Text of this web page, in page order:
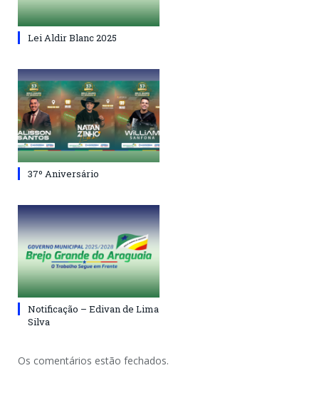
Lei Aldir Blanc 2025
37º Aniversário
Notificação – Edivan de Lima
Silva
Os comentários estão fechados.